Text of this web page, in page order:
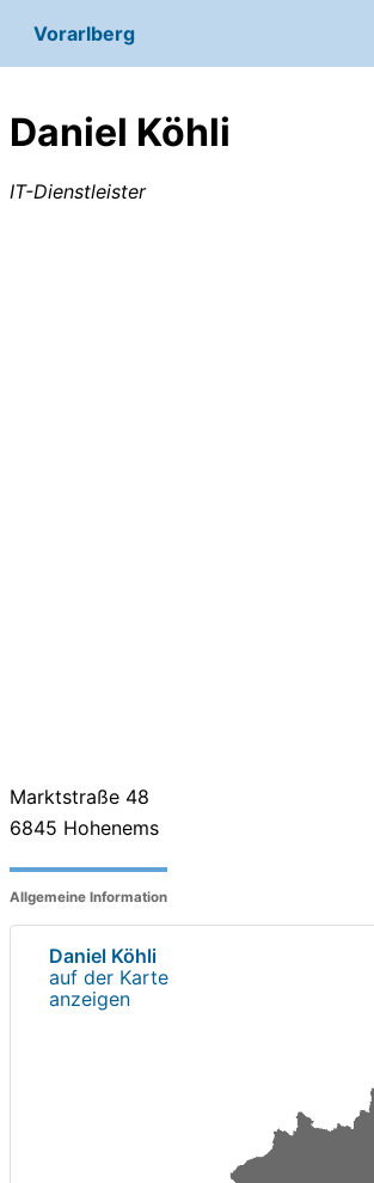
Vorarlberg
Daniel Köhli
IT-Dienstleister
Marktstraße 48
6845 Hohenems
Allgemeine Information
Daniel Köhli
auf der Karte
anzeigen